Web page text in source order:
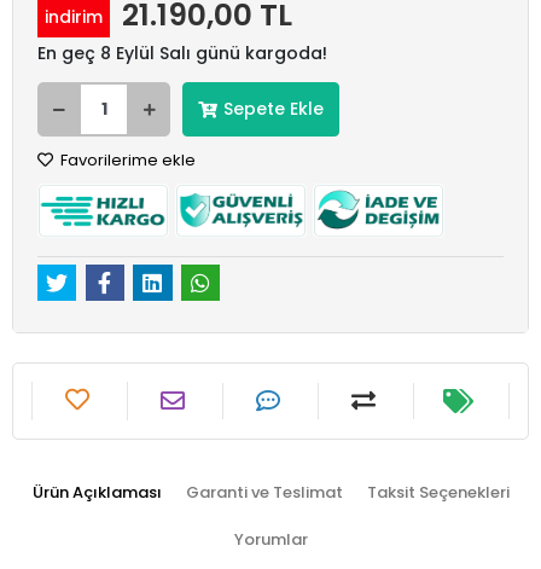
indirim 21.190,00 TL
En geç 8 Eylül Salı günü kargoda!
Sepete Ekle
Favorilerime ekle
Ürün Açıklaması Garanti ve Teslimat Taksit Seçenekleri
Yorumlar